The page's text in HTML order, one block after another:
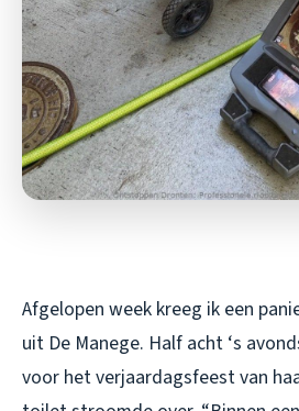
Afgelopen week kreeg ik een
uit De Manege. Half acht ‘s
voor het verjaardagsfeest van